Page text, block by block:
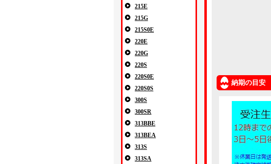
215E
215G
215S0E
220E
220G
220S
220S0E
220S0S
300S
300SR
313BBE
313BEA
313S
313SA
納期の目安